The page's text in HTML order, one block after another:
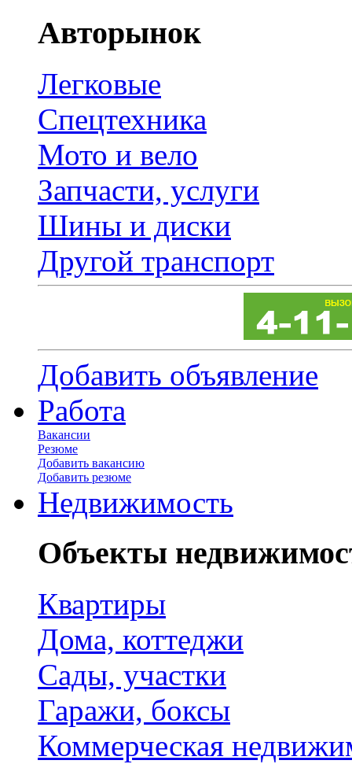
Авторынок
Легковые
Спецтехника
Мото и вело
Запчасти, услуги
Шины и диски
Другой транспорт
Добавить объявление
Работа
Вакансии
Резюме
Добавить вакансию
Добавить резюме
Недвижимость
Объекты
Квартиры
Дома, коттеджи
Сады, участки
Гаражи, боксы
Коммерческая